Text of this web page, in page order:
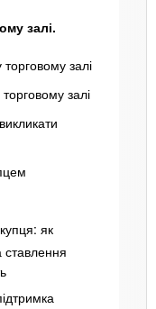
залі.
залі
залі
як
ставлення